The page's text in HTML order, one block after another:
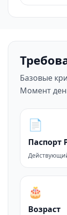
Базовые
Момент
📄
Паспорт
🎂
Возраст